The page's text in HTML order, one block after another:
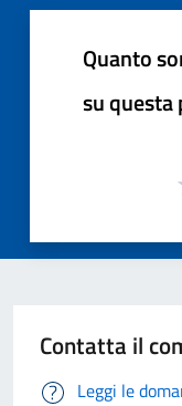
Quanto
su questa
Contatta il
Leggi le